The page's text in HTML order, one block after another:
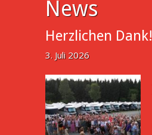
News
Herzlichen Dank!
3. Juli 2026